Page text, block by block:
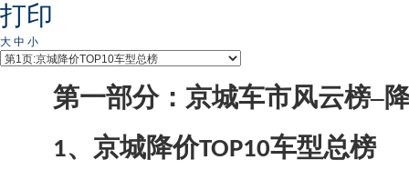
打印
大 中 小
第一部分：京城车市风云榜–
1、京城降价TOP10车型总榜